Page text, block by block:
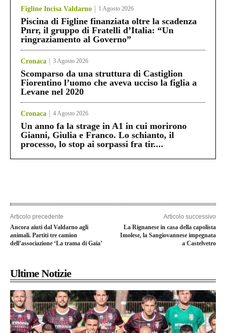
Figline Incisa Valdarno 1 Agosto 2026
Piscina di Figline finanziata oltre la scadenza
Pnrr, il gruppo di Fratelli d’Italia: “Un
ringraziamento al Governo”
Cronaca 3 Agosto 2026
Scomparso da una struttura di Castiglion
Fiorentino l’uomo che aveva ucciso la figlia a
Levane nel 2020
Cronaca 4 Agosto 2026
Un anno fa la strage in A1 in cui morirono
Gianni, Giulia e Franco. Lo schianto, il
processo, lo stop ai sorpassi fra tir....
Articolo precedente
Ancora aiuti dal Valdarno agli
animali. Partiti tre camion
dell’associazione ‘La trama di Gaia’
Articolo successivo
La Rignanese in casa della capolista
Imolese, la Sangiovannese impegnata
a Castelvetro
Ultime Notizie